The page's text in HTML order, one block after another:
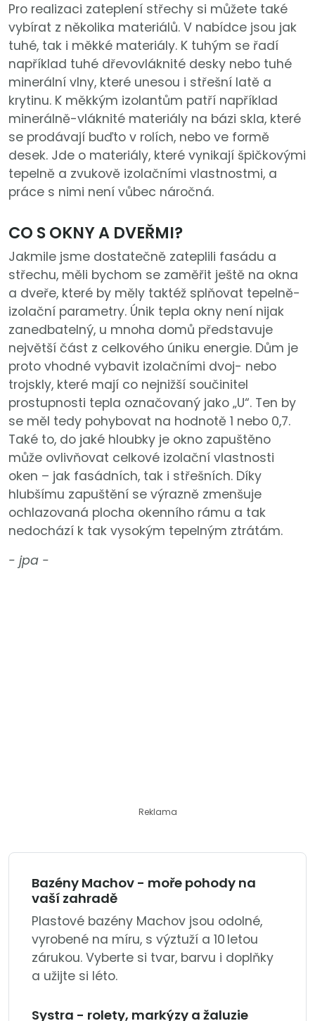
Pro realizaci zateplení střechy si můžete také
vybírat z několika materiálů. V nabídce jsou jak
tuhé, tak i měkké materiály. K tuhým se řadí
například tuhé dřevovláknité desky nebo tuhé
minerální vlny, které unesou i střešní latě a
krytinu. K měkkým izolantům patří například
minerálně-vláknité materiály na bázi skla, které
se prodávají buďto v rolích, nebo ve formě
desek. Jde o materiály, které vynikají špičkovými
tepelně a zvukově izolačními vlastnostmi, a
práce s nimi není vůbec náročná.
CO S OKNY A DVEŘMI?
Jakmile jsme dostatečně zateplili fasádu a
střechu, měli bychom se zaměřit ještě na okna
a dveře, které by měly taktéž splňovat tepelně-
izolační parametry. Únik tepla okny není nijak
zanedbatelný, u mnoha domů představuje
největší část z celkového úniku energie. Dům je
proto vhodné vybavit izolačními dvoj- nebo
trojskly, které mají co nejnižší součinitel
prostupnosti tepla označovaný jako „U“. Ten by
se měl tedy pohybovat na hodnotě 1 nebo 0,7.
Také to, do jaké hloubky je okno zapuštěno
může ovlivňovat celkové izolační vlastnosti
oken – jak fasádních, tak i střešních. Díky
hlubšímu zapuštění se výrazně zmenšuje
ochlazovaná plocha okenního rámu a tak
nedochází k tak vysokým tepelným ztrátám.
- jpa -
Reklama
Bazény Machov - moře pohody na
vaší zahradě
Plastové bazény Machov jsou odolné,
vyrobené na míru, s výztuží a 10 letou
zárukou. Vyberte si tvar, barvu i doplňky
a užijte si léto.
Systra - rolety, markýzy a žaluzie